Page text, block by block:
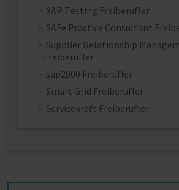
SAP Testing Freiberufler
SAFe Practice Consultant
Supplier Relationship
Freiberufler
sap2000 Freiberufler
Smart Grid Freiberufler
Servicekraft Freiberufler